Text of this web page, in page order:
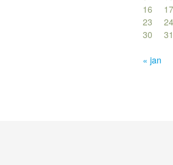
16
17
23
24
30
31
« jan